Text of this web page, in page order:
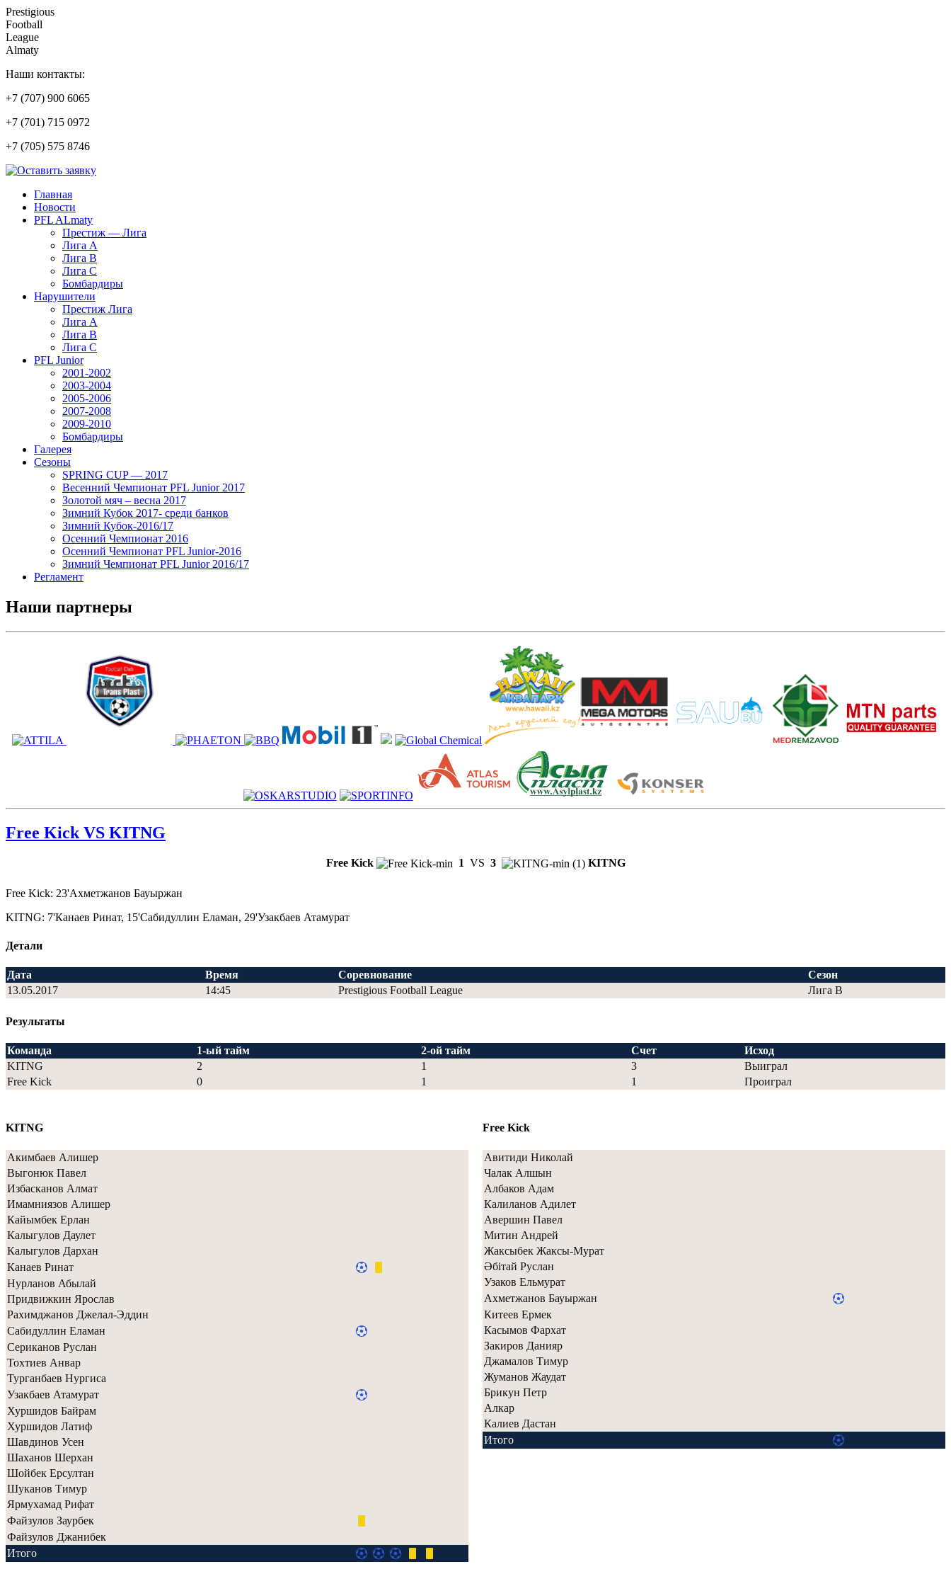
Prestigious
Football
League
Almaty
Наши контакты:
+7 (707) 900 6065
+7 (701) 715 0972
+7 (705) 575 8746
Главная
Новости
PFL ALmaty
Престиж — Лига
Лига А
Лига В
Лига С
Бомбардиры
Нарушители
Престиж Лига
Лига А
Лига В
Лига С
PFL Junior
2001-2002
2003-2004
2005-2006
2007-2008
2009-2010
Бомбардиры
Галерея
Сезоны
SPRING CUP — 2017
Весенний Чемпионат PFL Junior 2017
Золотой мяч – весна 2017
Зимний Кубок 2017- среди банков
Зимний Кубок-2016/17
Осенний Чемпионат 2016
Осенний Чемпионат PFL Junior-2016
Зимний Чемпионат PFL Junior 2016/17
Регламент
Наши партнеры
Free Kick VS KITNG
Free Kick 1 VS 3 KITNG
Free Kick: 23'Ахметжанов Бауыржан
KITNG: 7'Канаев Ринат, 15'Сабидуллин Еламан, 29'Узакбаев Атамурат
Детали
Дата Время Соревнование
Сезон
13.05.2017
14:45 Prestigious Football League Лига В
Результаты
Команда 1-ый тайм 2-ой тайм Счет
Исход
KITNG
2 1 3
Выиграл
Free Kick
0 1 1 Проиграл
KITNG
Акимбаев Алишер
Выгонюк Павел
Избасканов Алмат
Имамниязов Алишер
Кайымбек Ерлан
Калыгулов Даулет
Калыгулов Дархан
Канаев Ринат
Нурланов Абылай
Придвижкин Ярослав
Рахимджанов Джелал-Эддин
Сабидуллин Еламан
Сериканов Руслан
Тохтиев Анвар
Турганбаев Нургиса
Узакбаев Атамурат
Хуршидов Байрам
Хуршидов Латиф
Шавдинов Усен
Шаханов Шерхан
Шойбек Ерсултан
Шуканов Тимур
Ярмухамад Рифат
Файзулов Заурбек
Файзулов Джанибек
Итого
Free Kick
Авитиди Николай
Чалак Алшын
Албаков Адам
Калиланов Адилет
Авершин Павел
Митин Андрей
Жаксыбек Жаксы-Мурат
Әбітай Руслан
Узаков Ельмурат
Ахметжанов Бауыржан
Китеев Ермек
Касымов Фархат
Закиров Данияр
Джамалов Тимур
Жуманов Жаудат
Брикун Петр
Алкар
Калиев Дастан
Итого